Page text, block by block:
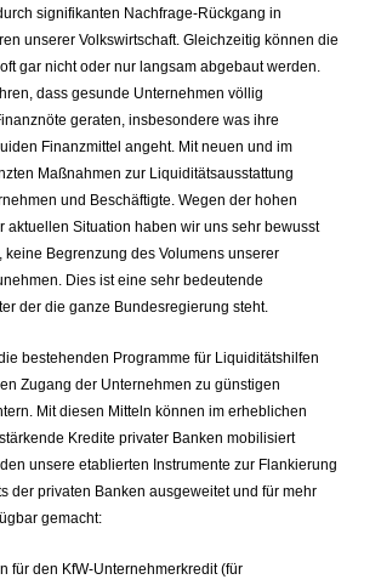
signifikanten Nachfrage-Rückgang in
unserer Volkswirtschaft. Gleichzeitig können die
gar nicht oder nur langsam abgebaut werden.
dass gesunde Unternehmen völlig
geraten, insbesondere was ihre
Finanzmittel angeht. Mit neuen und im
Maßnahmen zur Liquiditätsausstattung
und Beschäftigte. Wegen der hohen
aktuellen Situation haben wir uns sehr bewusst
keine Begrenzung des Volumens unserer
Dies ist eine sehr bedeutende
der die ganze Bundesregierung steht.
bestehenden Programme für Liquiditätshilfen
Zugang der Unternehmen zu günstigen
Mit diesen Mitteln können im erheblichen
Kredite privater Banken mobilisiert
unsere etablierten Instrumente zur Flankierung
der privaten Banken ausgeweitet und für mehr
gemacht:
für den KfW-Unternehmerkredit (für